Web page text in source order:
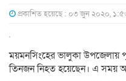
প্রকাশিত হয়েছে : ০৩ জুন ২০২০,
ময়মনসিংহের ভালুকা উপজেলায়
তিনজন নিহত হয়েছেন। এ